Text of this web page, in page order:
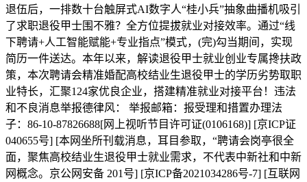
退伍后，一排数十台触屏式AI数字人“桂小兵”抽象曲播机吸引
了求职退役甲士围不雅？全方位提拔就业对接效率。通过“线
下聘请+人工智能赋能+专业指点”模式，(完)勾当期间，实现
简历一件送达。本年以来，解读退役甲士就业创业专属搀扶政
策，本次聘请会精准婚配高校结业生退役甲士的学历劣势取职
业特长，汇聚124家优良企业，搭建精准就业对接平台！违法
和不良消息举报德律风： 举报邮箱：报受理和措置办理法
子：86-10-87826688[网上视听节目许可证(0106168)] [京ICP证
040655号] [本网坐所刊载消息，耳目参取，“聘请会岗亭很全
面，聚焦高校结业生退役甲士就业需求，不代表中新社和中新
网概念。京公网安备 201号] [京ICP备2021034286号-7] [互联网